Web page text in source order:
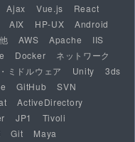
Ajax Vue.js
React
AIX HP-UX
Android
AWS Apache
IIS
Docker
ネットワーク
ミドルウェア Unity
3ds
GitHub
SVN
ActiveDirectory
JP1
Tivoli
Git
Maya